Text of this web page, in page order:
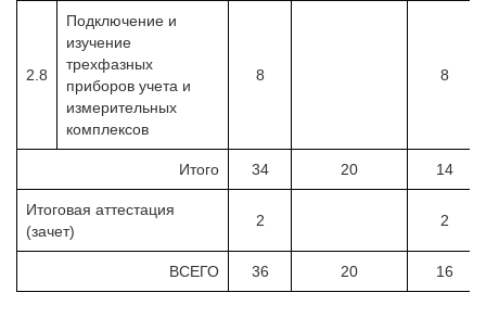
2.8
Подключение и
изучение
трехфазных
приборов учета и
измерительных
комплексов
8 8
Итого 34 20 14
Итоговая аттестация
(зачет)
2 2
ВСЕГО 36 20 16